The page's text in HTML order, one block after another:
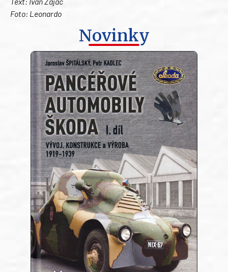
Foto: Leonardo
Novinky